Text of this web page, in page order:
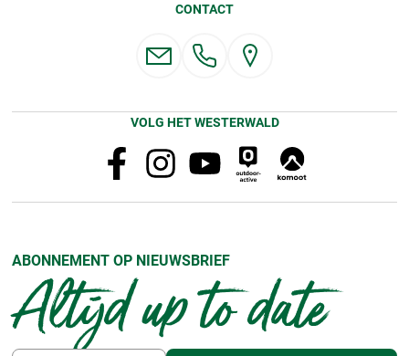
CONTACT
VOLG HET WESTERWALD
ABONNEMENT OP NIEUWSBRIEF
Altijd up to date